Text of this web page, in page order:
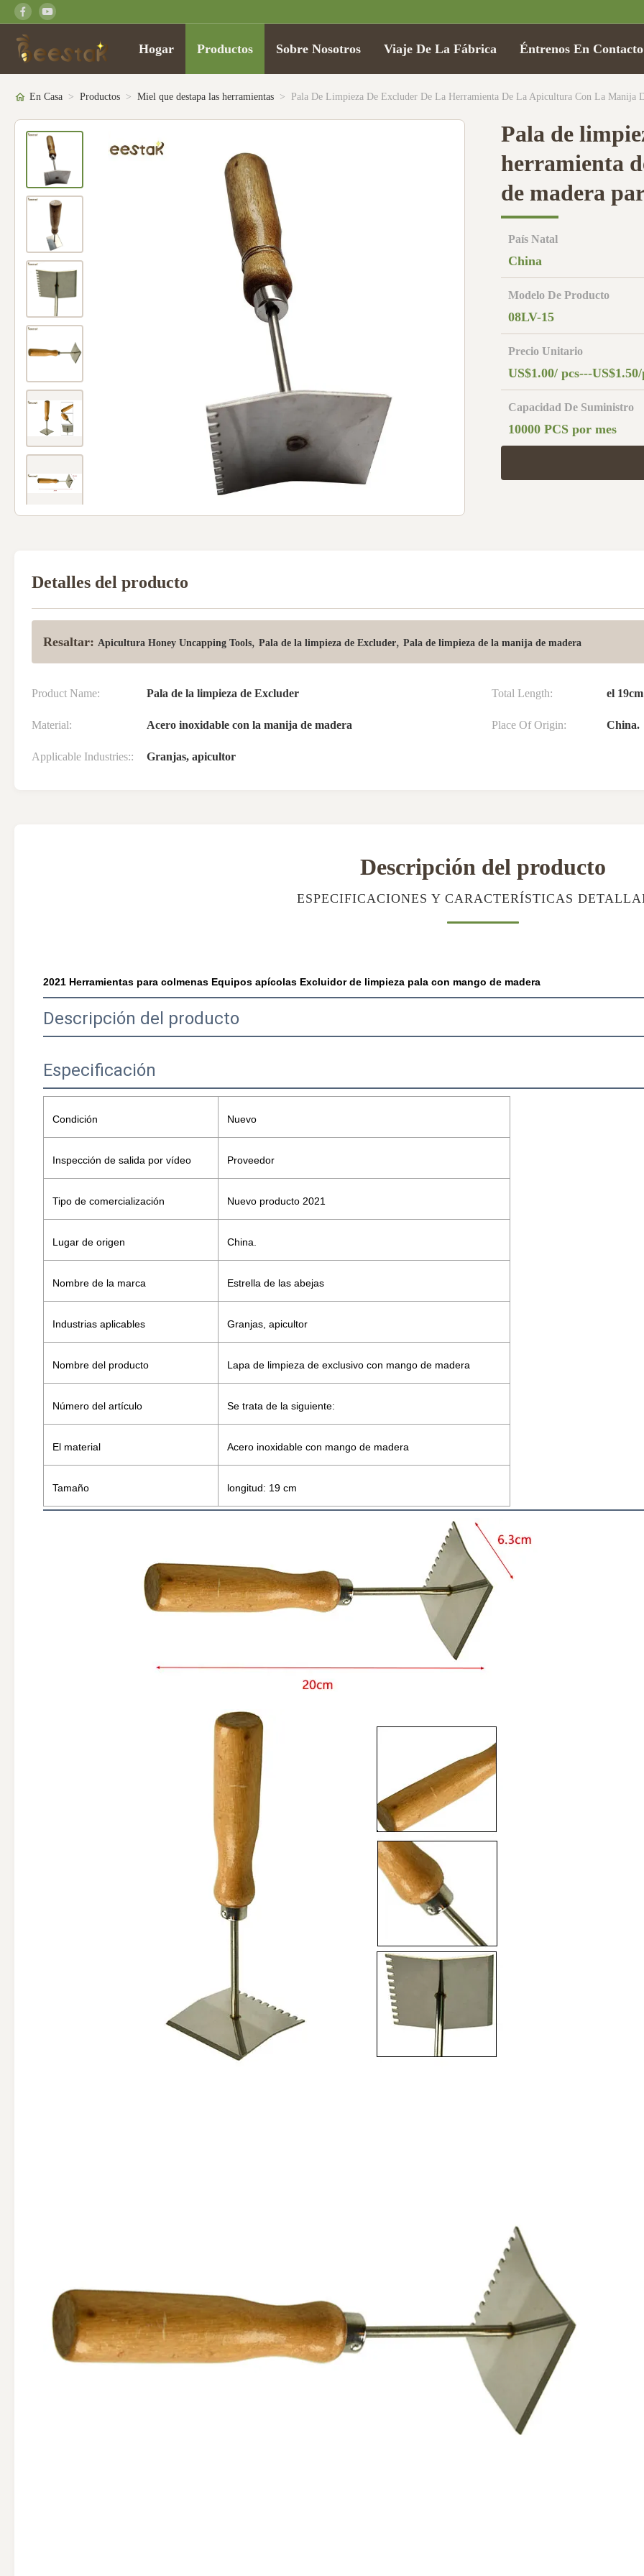
Hogar Productos Sobre Nosotros Viaje De La Fábrica Éntrenos En
En Casa > Productos > Miel que destapa las herramientas > Pala De Limpieza De Excluder De La Herramienta De La Apicultura Con La Manija
Pala de
herramienta
de madera
País Natal
China
Modelo De Producto
08LV-15
Precio Unitario
US$1.00/ pcs---US$1.50/
Capacidad De Suministro
10000 PCS por mes
Detalles del producto
Resaltar: Apicultura Honey Uncapping Tools, Pala de la limpieza de Excluder, Pala de limpieza de la manija de madera
Product Name: Pala de la limpieza de Excluder Total Length: el 19cm
Material: Acero inoxidable con la manija de madera Place Of Origin: China.
Applicable Industries:: Granjas, apicultor
Descripción del producto
ESPECIFICACIONES Y CARACTERÍSTICAS
2021 Herramientas para colmenas Equipos apícolas Excluidor de limpieza pala con mango de madera
Descripción del producto
Especificación
Condición Nuevo
Inspección de salida por vídeo Proveedor
Tipo de comercialización Nuevo producto 2021
Lugar de origen China.
Nombre de la marca Estrella de las abejas
Industrias aplicables Granjas, apicultor
Nombre del producto Lapa de limpieza de exclusivo con mango de madera
Número del artículo Se trata de la siguiente:
El material Acero inoxidable con mango de madera
Tamaño longitud: 19 cm